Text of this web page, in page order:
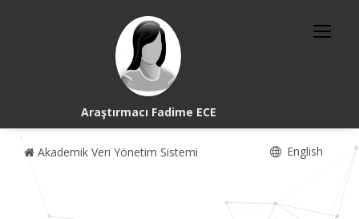
Araştırmacı Fadime ECE
Akademik Veri Yönetim Sistemi English